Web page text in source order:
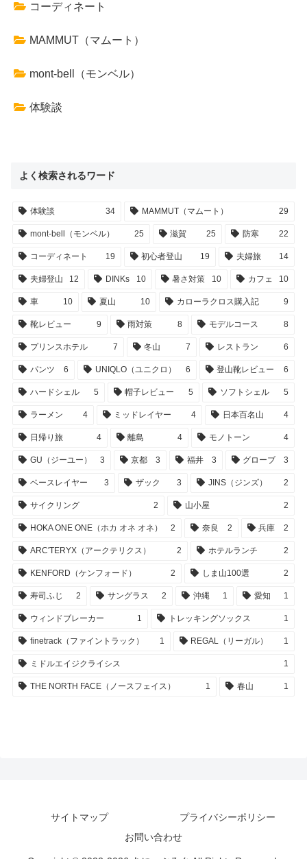
コーディネート
MAMMUT（マムート）
mont-bell（モンベル）
体験談
よく検索されるワード
体験談 34 MAMMUT（マムート） 29
mont-bell（モンベル） 25 滋賀 25 防寒 22
コーディネート 19 初心者登山 19 夫婦旅 14
夫婦登山 12 DINKs 10 暑さ対策 10 カフェ 10
車 10 夏山 10 カローラクロス購入記 9
靴レビュー 9 雨対策 8 モデルコース 8
プリンスホテル 7 冬山 7 レストラン 6
パンツ 6 UNIQLO（ユニクロ） 6 登山靴レビュー 6
ハードシェル 5 帽子レビュー 5 ソフトシェル 5
ラーメン 4 ミッドレイヤー 4 日本百名山 4
日帰り旅 4 離島 4 モノトーン 4
GU（ジーユー） 3 京都 3 福井 3 グローブ 3
ベースレイヤー 3 ザック 3 JINS（ジンズ） 2
サイクリング 2 山小屋 2
HOKA ONE ONE（ホカ オネ オネ） 2 奈良 2 兵庫 2
ARC'TERYX（アークテリクス） 2 ホテルランチ 2
KENFORD（ケンフォード） 2 しま山100選 2
寿司ふじ 2 サングラス 2 沖縄 1 愛知 1
ウィンドブレーカー 1 トレッキングソックス 1
finetrack（ファイントラック） 1 REGAL（リーガル） 1
ミドルエイジクライシス 1
THE NORTH FACE（ノースフェイス） 1 春山 1
サイトマップ
プライバシーポリシー
お問い合わせ